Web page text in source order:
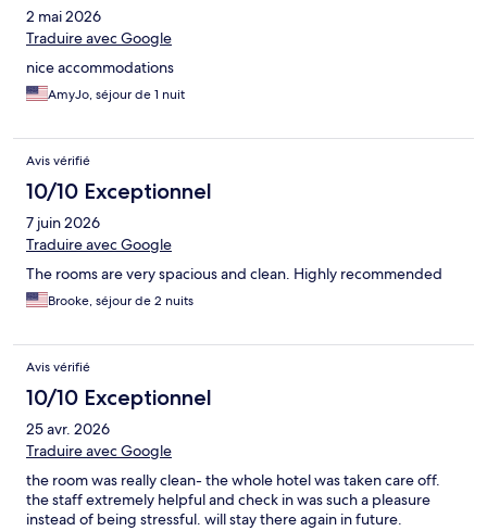
2 mai 2026
Traduire avec Google
nice accommodations
AmyJo, séjour de 1 nuit
Avis vérifié
10/10 Exceptionnel
7 juin 2026
Traduire avec Google
The rooms are very spacious and clean. Highly recommended
Brooke, séjour de 2 nuits
Avis vérifié
10/10 Exceptionnel
25 avr. 2026
Traduire avec Google
the room was really clean- the whole hotel was taken care off.
the staff extremely helpful and check in was such a pleasure
instead of being stressful. will stay there again in future.